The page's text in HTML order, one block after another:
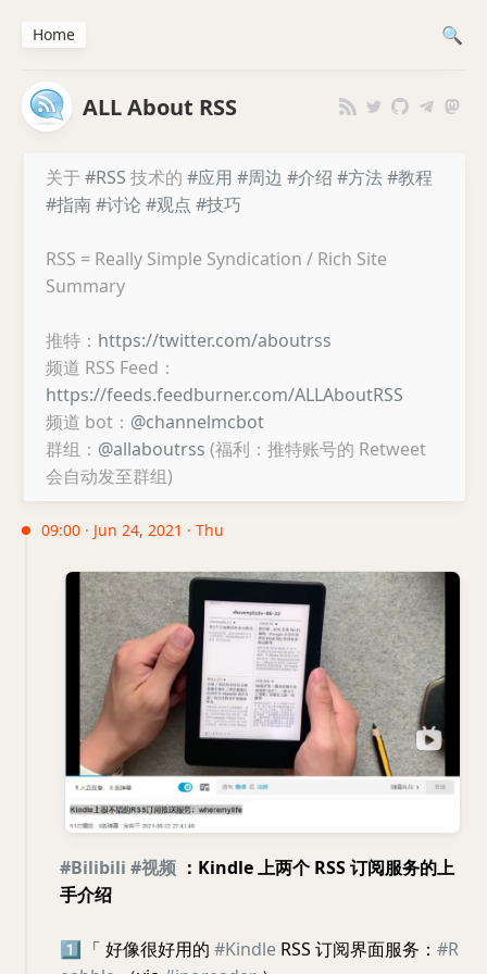
ALL About RSS
关于 #RSS 技术的 #应用 #周边 #介绍 #方法#教程
#指南#讨论 #观点 #技巧
RSS = Really Simple Syndication / Rich Site
Summary
推特： https://twitter.com/aboutrss
频道 RSS Feed：
https://feeds.feedburner.com/ALLAboutRSS
频道 bot： @channelmcbot
群组： @allaboutrss (福利：推特账号的 Retweet
会自动发至群组)
09:00 · Jun 24, 2021 · Thu
#Bilibili #视频 ：Kindle 上两个 RSS 订阅服务的上
手介绍
1️⃣ 「 好像很好用的 #Kindle RSS 订阅界面服务： #R
Home